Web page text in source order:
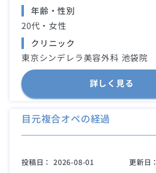
年齢・性別
20代・女性
クリニック
東京シンデレラ美容外科 池袋院
詳しく見る
目元複合オペの経過
投稿日： 2026-08-01 更新日：